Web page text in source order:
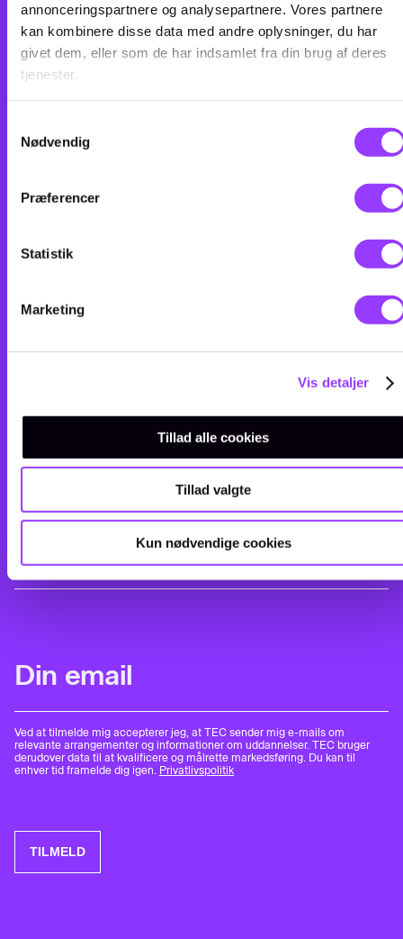
annonceringspartnere og analysepartnere. Vores partnere
kan kombinere disse data med andre oplysninger, du har
givet dem, eller som de har indsamlet fra din brug af deres
tjenester.
Nødvendig
Præferencer
Statistik
Marketing
Vis detaljer
Tillad alle cookies
Tillad valgte
Kun nødvendige cookies
Ved at tilmelde mig accepterer jeg, at TEC sender mig e-mails om
relevante arrangementer og informationer om uddannelser. TEC bruger
derudover data til at kvalificere og målrette markedsføring. Du kan til
enhver tid framelde dig igen. Privatlivspolitik